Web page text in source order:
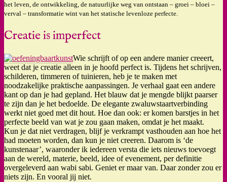
het leven, de ontwikkeling, de natuurlijke weg van ontstaan – groei – bloei –
verval – transformatie wint van het statische levenloze perfecte.
Creatie is imperfect
Wie schrijft of op een andere manier creeert,
weet dat je creatie alleen in je hoofd perfect is. Tijdens het schrijven,
schilderen, timmeren of tuinieren, heb je te maken met
noodzakelijke praktische aanpassingen. Je verhaal gaat een andere
kant op dan je had gepland. Het blauw dat je mengde blijkt paarser
te zijn dan je het bedoelde. De elegante zwaluwstaartverbinding
werkt niet goed met dit hout. Hoe dan ook: er komen barstjes in het
perfecte beeld van wat je zou gaan maken, omdat je het maakt.
Kun je dat niet verdragen, blijf je verkrampt vasthouden aan hoe het
had moeten worden, dan kun je niet creeren. Daarom is ‘de
kunstenaar’, waaronder ik iedereen versta die iets nieuws toevoegt
aan de wereld, materie, beeld, idee of evenement, per definitie
overgeleverd aan wabi sabi. Geniet er maar van. Daar zonder zou er
niets zijn. En vooral jij niet.